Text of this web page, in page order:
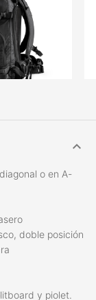
o en A-
doble posición
y piolet.